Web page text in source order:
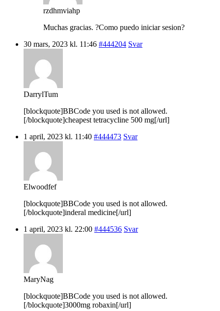
rzdhmviahp
Muchas gracias. ?Como puedo iniciar sesion?
30 mars, 2023 kl. 11:46 #444204 Svar
DarrylTum
[blockquote]BBCode you used is not allowed.
[/blockquote]cheapest tetracycline 500 mg[/url]
1 april, 2023 kl. 11:40 #444473 Svar
Elwoodfef
[blockquote]BBCode you used is not allowed.
[/blockquote]inderal medicine[/url]
1 april, 2023 kl. 22:00 #444536 Svar
MaryNag
[blockquote]BBCode you used is not allowed.
[/blockquote]3000mg robaxin[/url]